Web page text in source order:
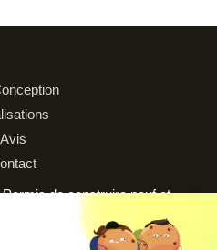
Avis
de construire neuf et